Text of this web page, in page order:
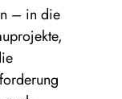
– in die